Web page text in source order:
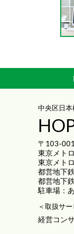
中央区日
〒103-
東京メト
東京メト
都営地下
都営地下
駐車場：
＜取扱サー
経営コン